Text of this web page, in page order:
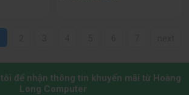
để nhận thông tin khuyến mãi từ Hoàng
Long Computer